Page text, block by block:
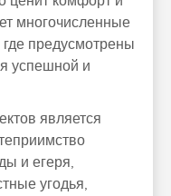
многочисленные
предусмотрены
успешной и
является
и егеря,
угодья,